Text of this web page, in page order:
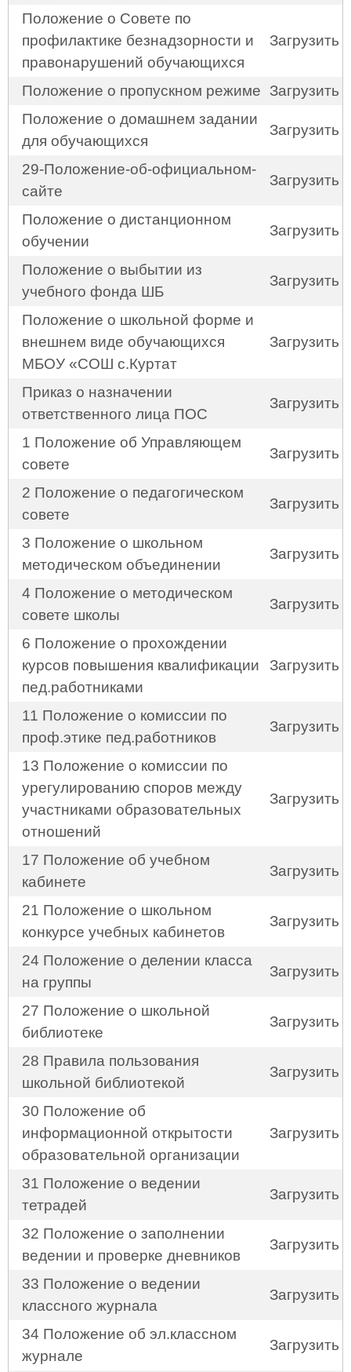
Положение о Совете по
профилактике безнадзорности и
правонарушений обучающихся
Загрузить
Положение о пропускном режиме
Загрузить
Положение о домашнем задании
для обучающихся
Загрузить
29-Положение-об-официальном-
сайте
Загрузить
Положение о дистанционном
обучении
Загрузить
Положение о выбытии из
учебного фонда ШБ
Загрузить
Положение о школьной форме и
внешнем виде обучающихся
МБОУ «СОШ с.Куртат
Загрузить
Приказ о назначении
ответственного лица ПОС
Загрузить
1 Положение об Управляющем
совете
Загрузить
2 Положение о педагогическом
совете
Загрузить
3 Положение о школьном
методическом объединении
Загрузить
4 Положение о методическом
совете школы
Загрузить
6 Положение о прохождении
курсов повышения квалификации
пед.работниками
Загрузить
11 Положение о комиссии по
проф.этике пед.работников
Загрузить
13 Положение о комиссии по
урегулированию споров между
участниками образовательных
отношений
Загрузить
17 Положение об учебном
кабинете
Загрузить
21 Положение о школьном
конкурсе учебных кабинетов
Загрузить
24 Положение о делении класса
на группы
Загрузить
27 Положение о школьной
библиотеке
Загрузить
28 Правила пользования
школьной библиотекой
Загрузить
30 Положение об
информационной открытости
образовательной организации
Загрузить
31 Положение о ведении
тетрадей
Загрузить
32 Положение о заполнении
ведении и проверке дневников
Загрузить
33 Положение о ведении
классного журнала
Загрузить
34 Положение об эл.классном
журнале
Загрузить